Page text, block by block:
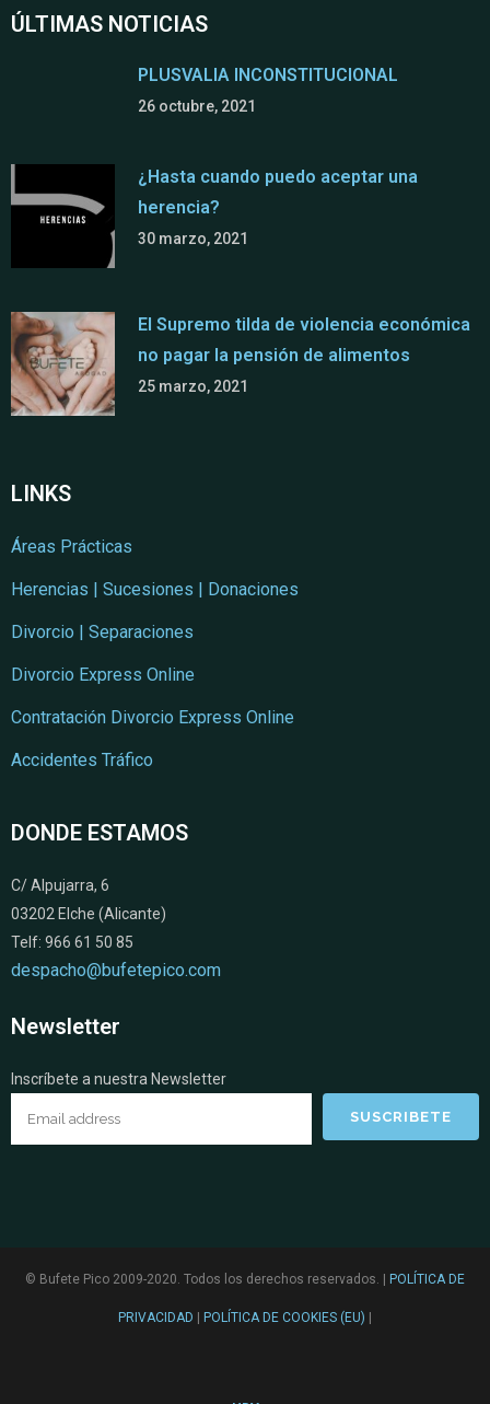
ÚLTIMAS NOTICIAS
PLUSVALIA INCONSTITUCIONAL
26 octubre, 2021
¿Hasta cuando puedo aceptar una
herencia?
30 marzo, 2021
El Supremo tilda de violencia económica
no pagar la pensión de alimentos
25 marzo, 2021
LINKS
Áreas Prácticas
Herencias | Sucesiones | Donaciones
Divorcio | Separaciones
Divorcio Express Online
Contratación Divorcio Express Online
Accidentes Tráfico
DONDE ESTAMOS
C/ Alpujarra, 6
03202 Elche (Alicante)
Telf: 966 61 50 85
despacho@bufetepico.com
Newsletter
Inscríbete a nuestra Newsletter
© Bufete Pico 2009-2020. Todos los derechos reservados. | POLÍTICA DE
PRIVACIDAD POLÍTICA DE COOKIES (EU)